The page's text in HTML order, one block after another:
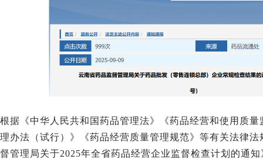
根据《中华人民共和国药品管理法》《药品经营和使用质
理办法（试行）》《药品经营质量管理规范》等有关法律
督管理局关于2025年全省药品经营企业监督检查计划的通